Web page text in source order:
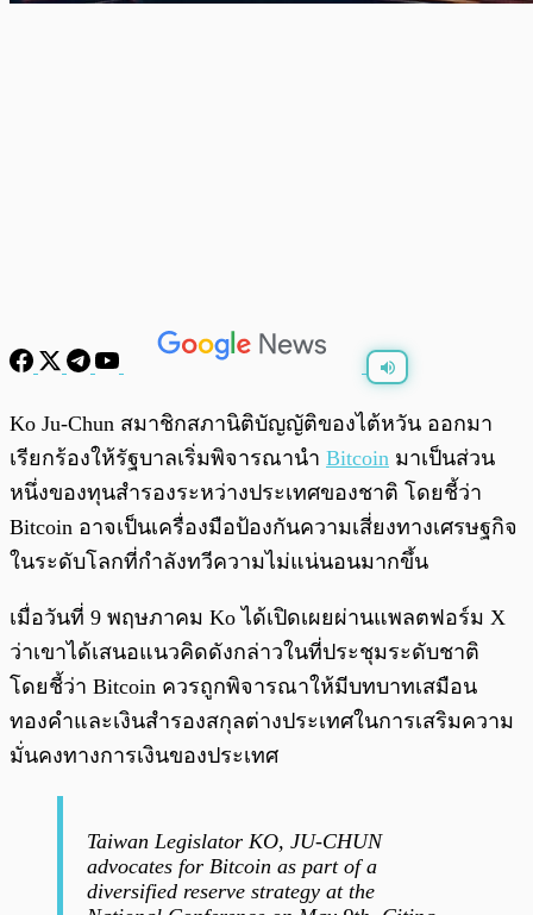
0:00
Ko Ju-Chun สมาชิกสภานิติบัญญัติของไต้หวัน ออกมา
เรียกร้องให้รัฐบาลเริ่มพิจารณานำ Bitcoin มาเป็นส่วน
หนึ่งของทุนสำรองระหว่างประเทศของชาติ โดยชี้ว่า
Bitcoin อาจเป็นเครื่องมือป้องกันความเสี่ยงทางเศรษฐกิจ
ในระดับโลกที่กำลังทวีความไม่แน่นอนมากขึ้น
เมื่อวันที่ 9 พฤษภาคม Ko ได้เปิดเผยผ่านแพลตฟอร์ม X
ว่าเขาได้เสนอแนวคิดดังกล่าวในที่ประชุมระดับชาติ
โดยชี้ว่า Bitcoin ควรถูกพิจารณาให้มีบทบาทเสมือน
ทองคำและเงินสำรองสกุลต่างประเทศในการเสริมความ
มั่นคงทางการเงินของประเทศ
Taiwan Legislator KO, JU-CHUN
advocates for Bitcoin as part of a
diversified reserve strategy at the